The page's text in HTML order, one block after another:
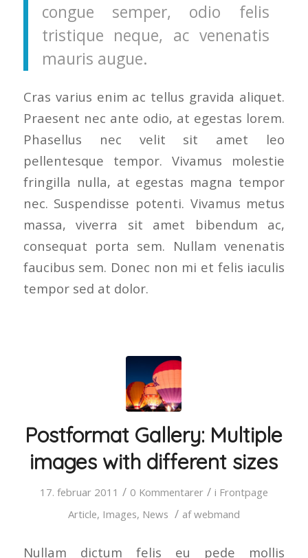
congue semper, odio felis
tristique neque, ac venenatis
mauris augue.
Cras varius enim ac tellus gravida aliquet.
Praesent nec ante odio, at egestas lorem.
Phasellus nec velit sit amet leo
pellentesque tempor. Vivamus molestie
fringilla nulla, at egestas magna tempor
nec. Suspendisse potenti. Vivamus metus
massa, viverra sit amet bibendum ac,
consequat porta sem. Nullam venenatis
faucibus sem. Donec non mi et felis iaculis
tempor sed at dolor.
Postformat Gallery: Multiple
images with different sizes
17. februar 2011 / 0 Kommentarer / i Frontpage
Article, Images, News / afwebmand
Nullam dictum felis eu pede mollis